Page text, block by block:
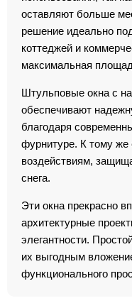
оставляют больше
решение идеально
коттеджей и
максимальная
Штульповые окна с
обеспечивают
благодаря
фурнитуре. К тому же
воздействиям,
снега.
Эти окна прекрасно
архитектурные
элегантности.
их выгодным
функционального